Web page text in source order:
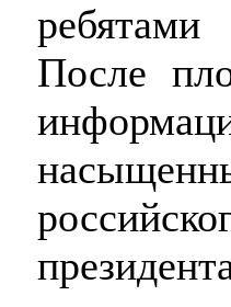
После